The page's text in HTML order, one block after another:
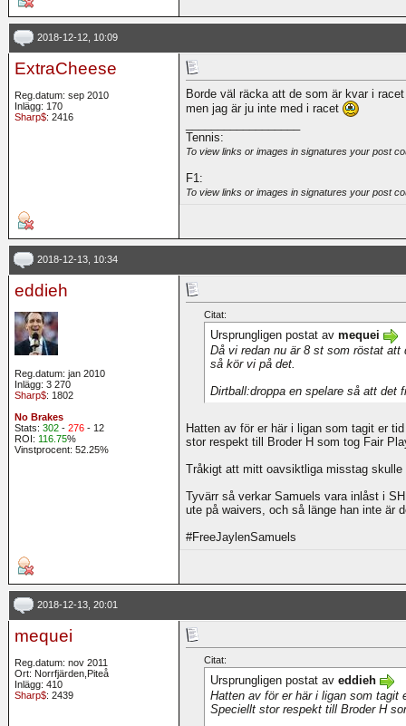
2018-12-12, 10:09
ExtraCheese
Reg.datum: sep 2010
Inlägg: 170
Sharp$: 2416
Borde väl räcka att de som är kvar i
men jag är ju inte med i racet
Tennis:
To view links or images in signatures your post
F1:
To view links or images in signatures your post
2018-12-13, 10:34
eddieh
Reg.datum: jan 2010
Inlägg: 3 270
Sharp$: 1802
No Brakes
Stats: 302 - 276 - 12
ROI: 116.75%
Vinstprocent: 52.25%
Citat:
Ursprungligen postat av mequei
Då vi redan nu är 8 st som röstat
så kör vi på det.
Dirtball:droppa en spelare så att det
Hatten av för er här i ligan som tagit er
stor respekt till Broder H som tog Fair
Tråkigt att mitt oavsiktliga misstag
Tyvärr så verkar Samuels vara inlåst i
ute på waivers, och så länge han inte är
#FreeJaylenSamuels
2018-12-13, 20:01
mequei
Reg.datum: nov 2011
Ort: Norrfjärden,Piteå
Inlägg: 410
Sharp$: 2439
Citat:
Ursprungligen postat av eddieh
Hatten av för er här i ligan som
Speciellt stor respekt till Broder H